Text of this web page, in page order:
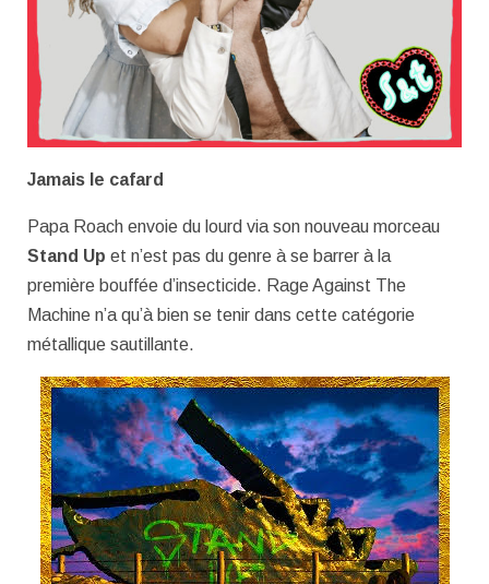
Jamais le cafard
Papa Roach envoie du lourd via son nouveau morceau
Stand Up et n’est pas du genre à se barrer à la
première bouffée d’insecticide. Rage Against The
Machine n’a qu’à bien se tenir dans cette catégorie
métallique sautillante.